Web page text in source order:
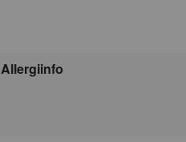
Allergiinfo